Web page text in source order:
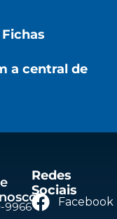
a central de
9966
Redes
Sociais
Facebook